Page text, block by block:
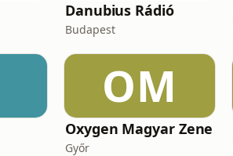
Danubius Rádió
Budapest
OM
Oxygen Magyar Zene
Győr